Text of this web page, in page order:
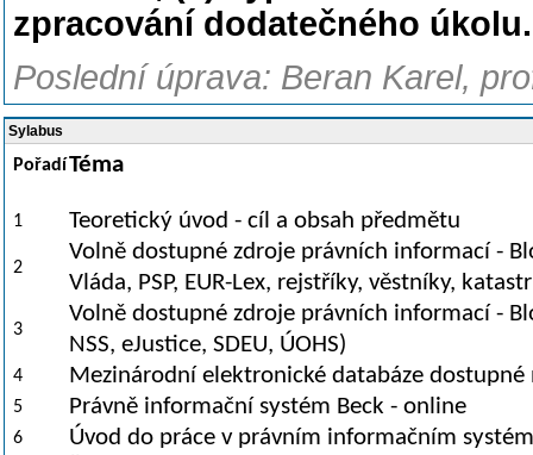
zpracování dodatečného úkolu.
Poslední úprava: Beran Karel,
Sylabus
PořadíTéma
1 Teoretický úvod - cíl a obsah předmětu
2
Volně dostupné zdroje právních informací -
Vláda, PSP, EUR-Lex, rejstříky, věstníky,
3
Volně dostupné zdroje právních informací -
NSS, eJustice, SDEU, ÚOHS)
4 Mezinárodní elektronické databáze dostupné
5 Právně informační systém Beck - online
6 Úvod do práce v právním informačním